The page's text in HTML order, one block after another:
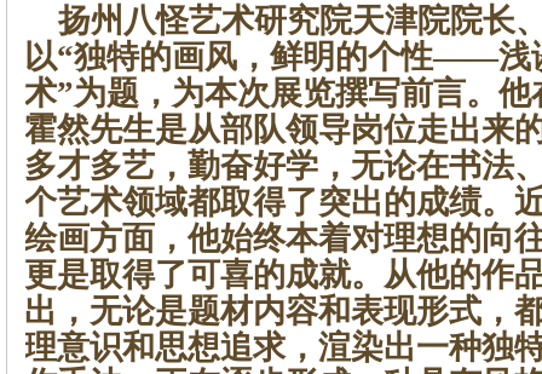
扬州八怪艺术研究院天津院院长
以“独特的画风，鲜明的个性——浅
术”为题，为本次展览撰写前言。
霍然先生是从部队领导岗位走出来
多才多艺，勤奋好学，无论在书法
个艺术领域都取得了突出的成绩。
绘画方面，他始终本着对理想的向
更是取得了可喜的成就。从他的作
出，无论是题材内容和表现形式，
理意识和思想追求，渲染出一种独